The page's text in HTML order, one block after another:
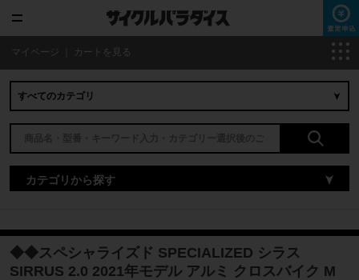
マイページ カートを見る
カテゴリから探す
◆◆スペシャライズド SPECIALIZED シラス
SIRRUS 2.0 2021年モデル アルミ クロスバイク M